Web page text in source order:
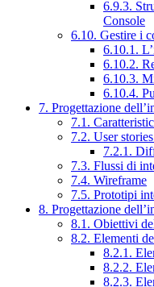
6.9.3.
Console
6.10. Gestire i
6.10.1.
6.10.2.
6.10.3.
6.10.4.
7. Progettazione
7.1.
7.2. User
7.2.1.
7.3. Flussi di
7.4. Wireframe
7.5. Prototipi
8. Progettazione
8.1. Obiettivi
8.2. Elementi
8.2.1.
8.2.2.
8.2.3.